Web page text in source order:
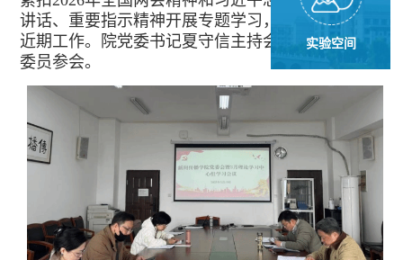
讲话、重要指示精神开展专题学习，研究部署学院
近期工作。院党委书记夏守信主持会议，学院党委
委员参会。
实验空间